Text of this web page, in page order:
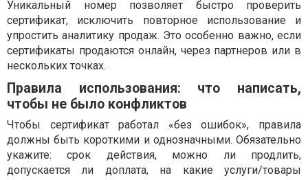
Уникальный номер позволяет быстро проверить
сертификат, исключить повторное использование и
упростить аналитику продаж. Это особенно важно, если
сертификаты продаются онлайн, через партнеров или в
нескольких точках.
Правила использования: что написать,
чтобы не было конфликтов
Чтобы сертификат работал «без ошибок», правила
должны быть короткими и однозначными. Обязательно
укажите: срок действия, можно ли продлить,
допускается ли доплата, на какие услуги/товары